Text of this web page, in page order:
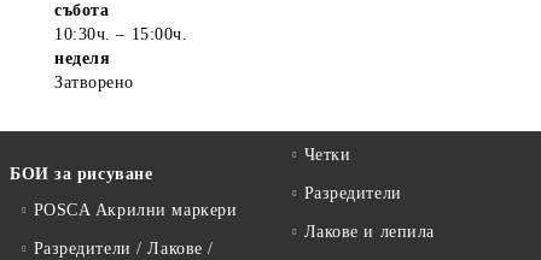
събота
10:30ч. – 15:00ч.
неделя
Затворено
БОИ за рисуване
POSCA Акрилни маркери
Разредители / Лакове /
Четки
Разредители
Лакове и лепила